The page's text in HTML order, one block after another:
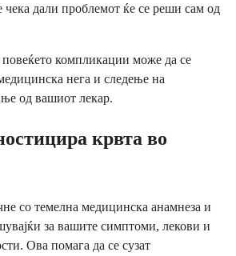
чека дали проблемот ќе се реши сам од
повеќето компликации може да се
нега и следење на
од вашиот лекар.
крвта во
со темелна медицинска анамнеза и
за вашите симптоми, лекови и
Ова помага да се сузат